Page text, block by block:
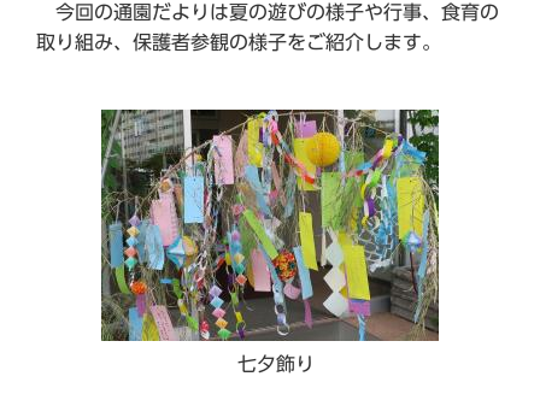
今回の通園だよりは夏の遊びの様子や行事、食育の
取り組み、保護者参観の様子をご紹介します。
七夕飾り